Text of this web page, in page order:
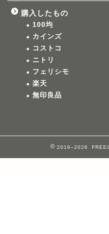
購入したもの
100均
カインズ
コストコ
ニトリ
フェリシモ
楽天
無印良品
2016–2026